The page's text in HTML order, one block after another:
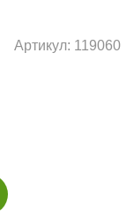
Артикул: 119060